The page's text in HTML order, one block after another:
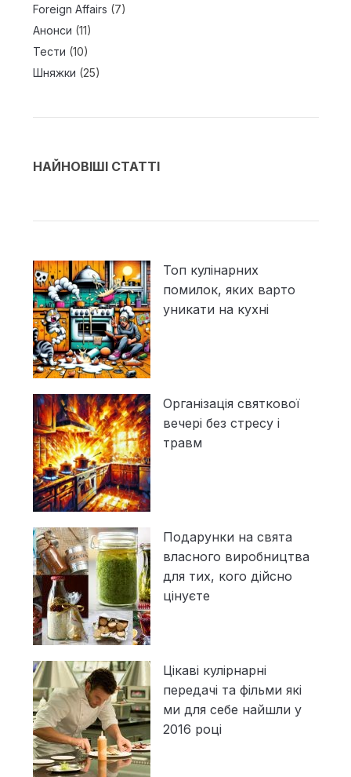
Foreign Affairs (7)
Анонси (11)
Тести (10)
Шняжки (25)
НАЙНОВІШІ СТАТТІ
Топ кулінарних
помилок, яких варто
уникати на кухні
Організація святкової
вечері без стресу і
травм
Подарунки на свята
власного виробництва
для тих, кого дійсно
цінуєте
Цікаві кулірнарні
передачі та фільми які
ми для себе найшли у
2016 році